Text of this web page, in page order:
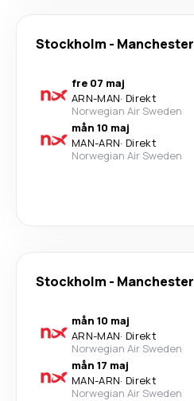
Stockholm - Manchester
fre 07 maj
ARN-MAN· Direkt
Norwegian Air Sweden
mån 10 maj
MAN-ARN· Direkt
Norwegian Air Sweden
Stockholm - Manchester
mån 10 maj
ARN-MAN· Direkt
Norwegian Air Sweden
mån 17 maj
MAN-ARN· Direkt
Norwegian Air Sweden